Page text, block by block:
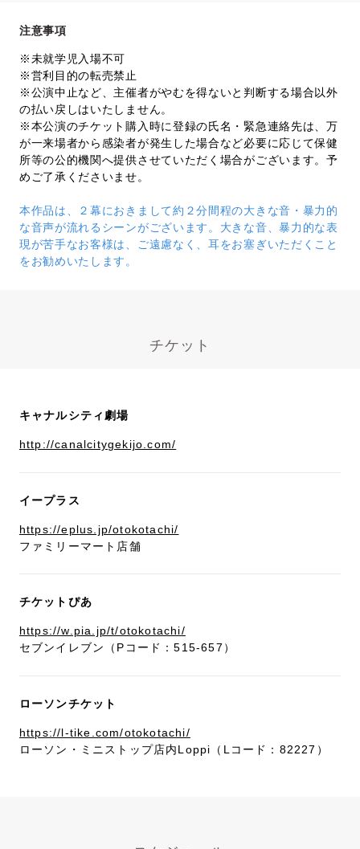
注意事項
※未就学児入場不可
※営利目的の転売禁止
※公演中止など、主催者がやむを得ないと判断する場合以外
の払い戻しはいたしません。
※本公演のチケット購入時に登録の氏名・緊急連絡先は、万
が一来場者から感染者が発生した場合など必要に応じて保健
所等の公的機関へ提供させていただく場合がございます。予
めご了承くださいませ。
本作品は、２幕におきまして約２分間程の大きな音・暴力的
な音声が流れるシーンがございます。大きな音、暴力的な表
現が苦手なお客様は、ご遠慮なく、耳をお塞ぎいただくこと
をお勧めいたします。
チケット
キャナルシティ劇場
http://canalcitygekijo.com/
イープラス
https://eplus.jp/otokotachi/
ファミリーマート店舗
チケットぴあ
https://w.pia.jp/t/otokotachi/
セブンイレブン（Pコード：515-657）
ローソンチケット
https://l-tike.com/otokotachi/
ローソン・ミニストップ店内Loppi（Lコード：82227）